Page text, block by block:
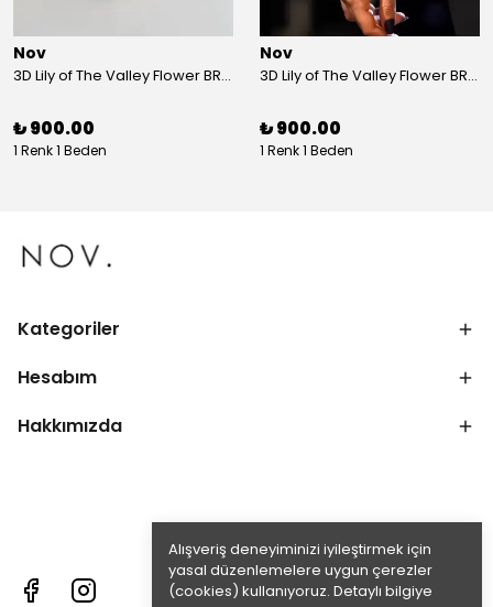
Alışveriş deneyiminizi iyileştirmek için
yasal düzenlemelere uygun çerezler
(cookies) kullanıyoruz. Detaylı bilgiye
Nov
3D Lily of The Valley Flower BRACELET G
₺ 900.00
1 Renk 1 Beden
Nov
3D Lily of The Valley Flower BRACELET S
₺ 900.00
1 Renk 1 Beden
Kategoriler
Hesabım
Hakkımızda